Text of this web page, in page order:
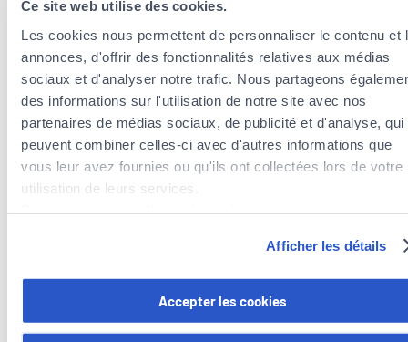
Ce site web utilise des cookies.
Les cookies nous permettent de personnaliser le contenu et
annonces, d'offrir des fonctionnalités relatives aux médias
sociaux et d'analyser notre trafic. Nous partageons
des informations sur l'utilisation de notre site avec nos
partenaires de médias sociaux, de publicité et d'analyse, qui
peuvent combiner celles-ci avec d'autres informations que
vous leur avez fournies ou qu'ils ont collectées lors de votre
utilisation de leurs services.
Vous avez la possibilité de retirer votre consentement à tout
moment en cliquant sur le lien "gestion des cookies" en bas
Afficher les détails
Accepter les cookies
Umfassende und flexible Lösungen, die an
Ihren Lebenszyklus angepasst sind.
Fahrzeugzulassung
Versichern Sie Ihr Auto bei unserer Agentur
und wir helfen Ihnen bei den administrativen
Wir stehen Ihnen zur Seite, um Ihnen bei den
ersten Schritten zu helfen. Sie profitieren